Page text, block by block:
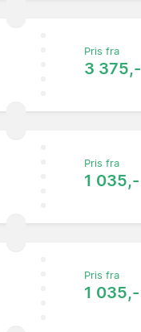
Pris fra
3 375,-
Pris fra
1 035,-
Pris fra
1 035,-